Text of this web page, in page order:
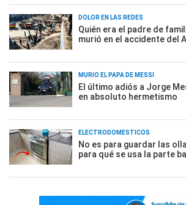
DOLOR EN LAS REDES
Quién era el padre de
murió en el accidente del
MURIÓ EL PAPÁ DE MESSI
El último adiós a Jorge
en absoluto hermetismo
ELECTRODOMÉSTICOS
No es para guardar las
para qué se usa la parte